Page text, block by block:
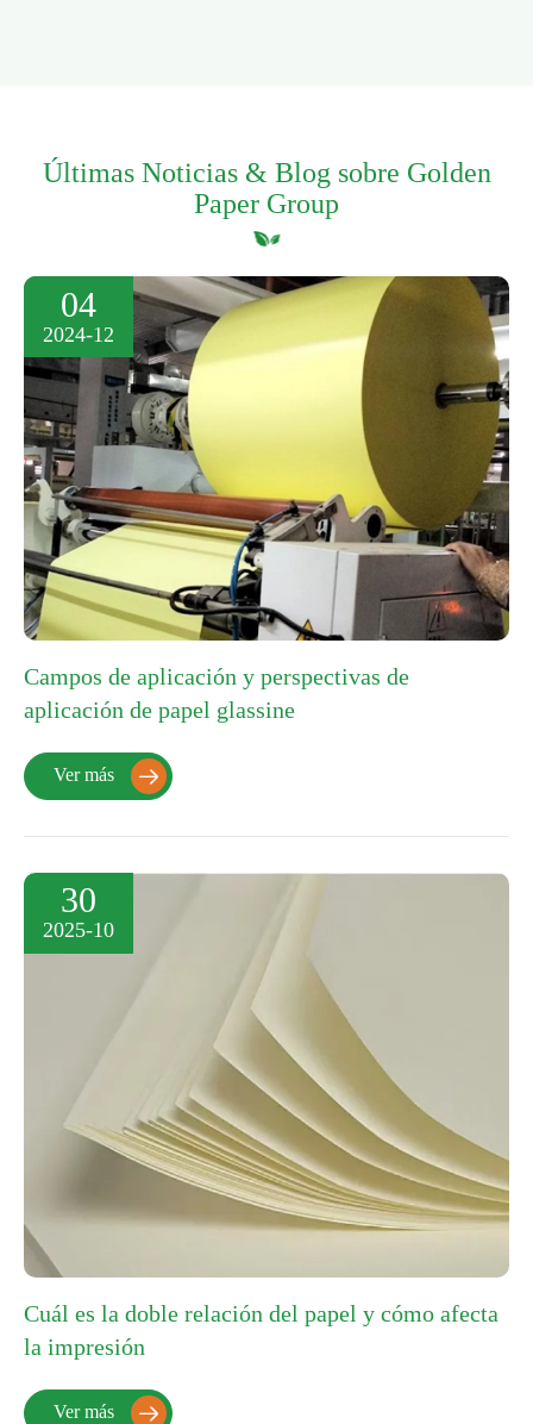
Últimas Noticias & Blog sobre Golden
Paper Group
04
2024-12
Campos de aplicación y perspectivas de
aplicación de papel glassine
Ver más 
30
2025-10
Cuál es la doble relación del papel y cómo afecta
la impresión
Ver más 